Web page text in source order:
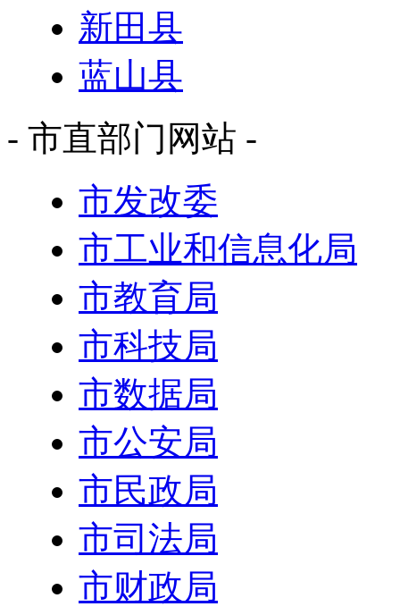
新田县
蓝山县
- 市直部门网站 -
市发改委
市工业和信息化局
市教育局
市科技局
市数据局
市公安局
市民政局
市司法局
市财政局